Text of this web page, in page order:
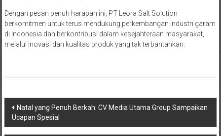
Dengan pesan penuh harapan ini, PT Leora Salt Solution
berkomitmen untuk terus mendukung perkembangan industri garam
di Indonesia dan berkontribusi dalam kesejahteraan masyarakat,
melalui inovasi dan kualitas produk yang tak terbantahkan.
Navigasi
pos
Natal yang Penuh Berkah: CV Media Utama Group Sampaikan
Ucapan Spesial